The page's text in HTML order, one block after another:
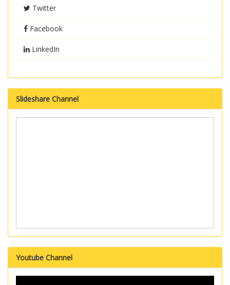
Twitter
Facebook
LinkedIn
Slideshare Channel
Youtube Channel